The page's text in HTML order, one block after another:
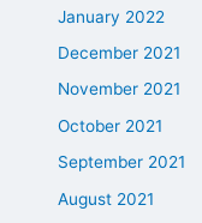
January 2022
December 2021
November 2021
October 2021
September 2021
August 2021